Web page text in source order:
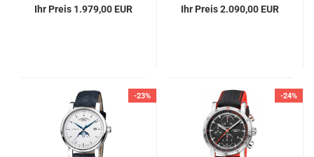
Ihr Preis 1.979,00 EUR Ihr Preis 2.090,00 EUR
-23% -24%